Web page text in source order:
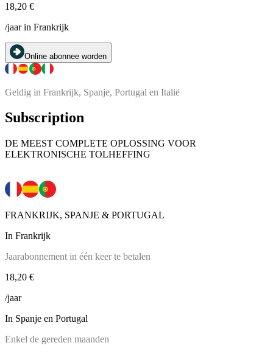
18,20 €
/jaar in Frankrijk
Online abonnee worden
Geldig in Frankrijk, Spanje, Portugal en Italië
Subscription
DE MEEST COMPLETE OPLOSSING VOOR
ELEKTRONISCHE TOLHEFFING
FRANKRIJK, SPANJE & PORTUGAL
In Frankrijk
Jaarabonnement in één keer te betalen
18,20 €
/jaar
In Spanje en Portugal
Enkel de gereden maanden